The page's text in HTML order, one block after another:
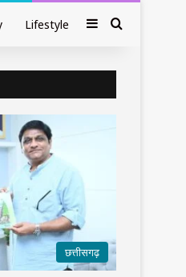
Lifestyle SidebarSearch
छत्तीसगढ़